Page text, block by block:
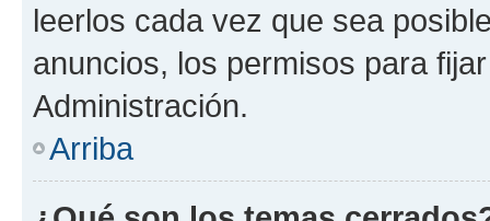
leerlos cada vez que sea
anuncios, los permisos para
Administración.
Arriba